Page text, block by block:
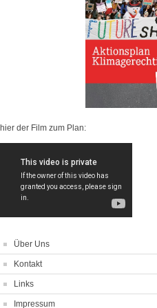
hier der Film zum Plan:
Über Uns
Kontakt
Links
Impressum